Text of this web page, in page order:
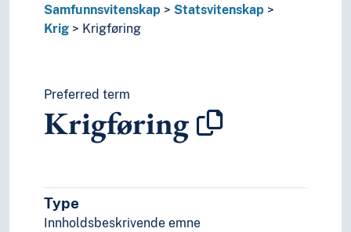
Våpenhvile
Menneskerettigheter
Politisk makt
Politisk psykologi
Politisk virksomhet
Politiske prosesser
Samfunnsvitenskap
Statsvitenskap
Krig
Krigføring
Preferred term
Krigføring
Type
Innholdsbeskrivende emne